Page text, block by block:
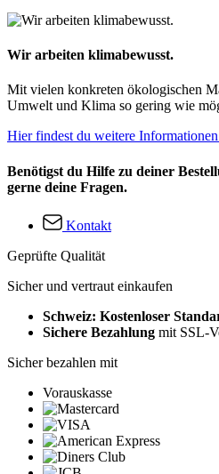
Wir arbeiten klimabewusst.
Mit vielen konkreten ökologischen
Umwelt und Klima so gering wie
Hier findest du weitere
Benötigst du Hilfe zu deiner
gerne deine Fragen.
Kontakt
Geprüfte Qualität
Sicher und vertraut einkaufen
Schweiz: Kostenloser
Sichere Bezahlung mit SSL-
Sicher bezahlen mit
Vorauskasse